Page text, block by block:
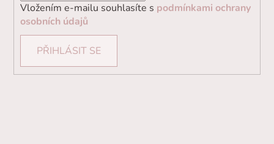
Vložením e-mailu souhlasíte s podmínkami ochrany
osobních údajů
PŘIHLÁSIT SE